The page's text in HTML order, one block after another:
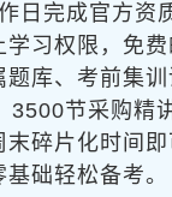
日完成官方资
习权限，免
库、考前集
3500节采购精
碎片化时间即
础轻松备考。